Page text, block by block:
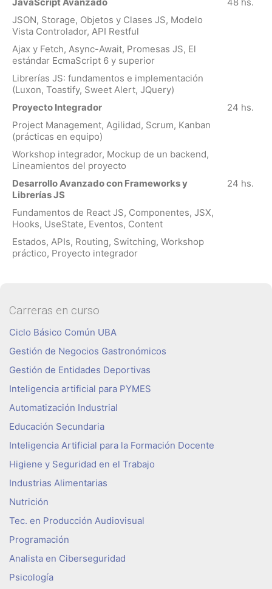
JSON, Storage, Objetos y Clases JS, Modelo
Vista Controlador, API Restful
Ajax y Fetch, Async-Await, Promesas JS, El
estándar EcmaScript 6 y superior
Librerías JS: fundamentos e implementación
(Luxon, Toastify, Sweet Alert, JQuery)
Proyecto Integrador
24 hs.
Project Management, Agilidad, Scrum, Kanban
(prácticas en equipo)
Workshop integrador, Mockup de un backend,
Lineamientos del proyecto
Desarrollo Avanzado con Frameworks y
Librerías JS
24 hs.
Fundamentos de React JS, Componentes, JSX,
Hooks, UseState, Eventos, Content
Estados, APIs, Routing, Switching, Workshop
práctico, Proyecto integrador
Carreras en curso
Ciclo Básico Común UBA
Gestión de Negocios Gastronómicos
Gestión de Entidades Deportivas
Inteligencia artificial para PYMES
Automatización Industrial
Educación Secundaria
Inteligencia Artificial para la Formación Docente
Higiene y Seguridad en el Trabajo
Industrias Alimentarias
Nutrición
Tec. en Producción Audiovisual
Programación
Analista en Ciberseguridad
Psicología